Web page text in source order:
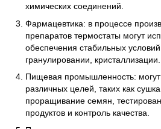
химических соединений.
Фармацевтика: в процессе
препаратов термостаты могут
обеспечения стабильных
гранулировании, кристаллизации.
Пищевая промышленность:
различных целей, таких как
проращивание семян,
продуктов и контроль качества.